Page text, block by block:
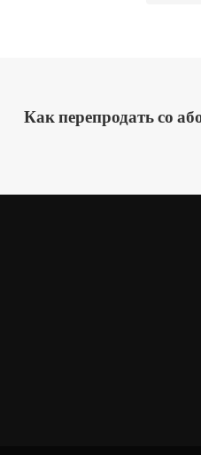
Как перепродать со